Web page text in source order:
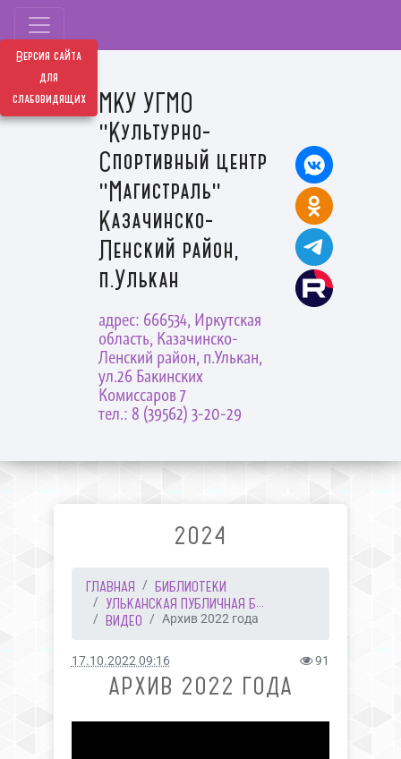
Версия сайта
для
слабовидящих
МКУ УГМО
"Культурно-
Спортивный центр
"Магистраль"
Казачинско-
Ленский район,
п.Улькан
адрес: 666534, Иркутская
область, Казачинско-
Ленский район, п.Улькан,
ул.26 Бакинских
Комиссаров 7
тел.: 8 (39562) 3-20-29
2024
ГЛАВНАЯ
БИБЛИОТЕКИ
УЛЬКАНСКАЯ ПУБЛИЧНАЯ Б...
ВИДЕО
Архив 2022 года
17.10.2022 09:16 91
АРХИВ 2022 ГОДА